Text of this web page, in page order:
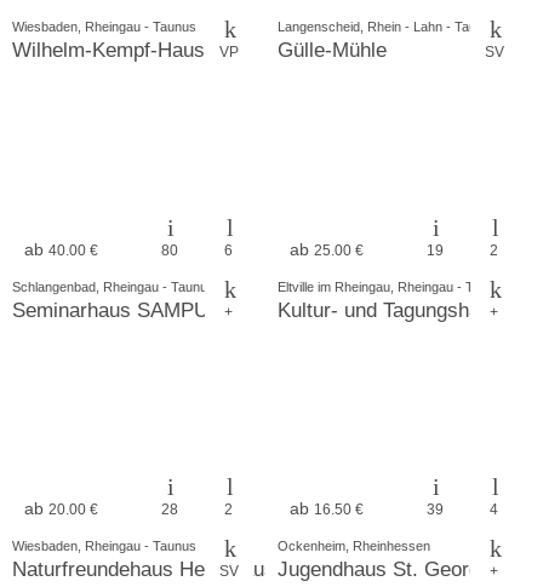
VP
Wiesbaden, Rheingau - Taunus
Wilhelm-Kempf-Haus SV
Langenscheid, Rhein - Lahn - Taunus
Gülle-Mühle
ab 40.00 € 80 6
+
Schlangenbad, Rheingau - Taunus
Seminarhaus SAMPURNA
ab 25.00 € 19 2
+
Eltville im Rheingau, Rheingau - Taunus
Kultur- und Tagungshaus
ab 20.00 € 28 2
SV
Wiesbaden, Rheingau - Taunus
Naturfreundehaus Heidehäuschen
ab 16.50 € 39 4
+
Ockenheim, Rheinhessen
Jugendhaus St. Georg